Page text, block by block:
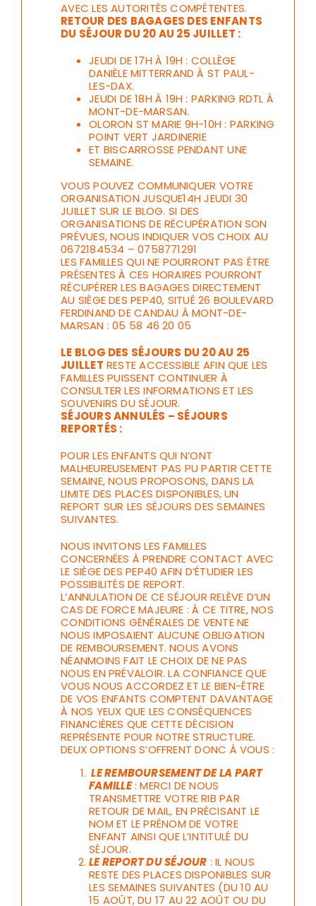
AVEC LES AUTORITÉS COMPÉTENTES.
RETOUR DES BAGAGES DES ENFANTS
DU SÉJOUR DU 20 AU 25 JUILLET :
JEUDI DE 17H À 19H : COLLÈGE
DANIÈLE MITTERRAND À ST PAUL-
LES-DAX.
JEUDI DE 18H À 19H : PARKING RDTL À
MONT-DE-MARSAN.
OLORON ST MARIE 9H-10H : PARKING
POINT VERT JARDINERIE
ET BISCARROSSE PENDANT UNE
SEMAINE.
VOUS POUVEZ COMMUNIQUER VOTRE
ORGANISATION JUSQUE14H JEUDI 30
JUILLET SUR LE BLOG. SI DES
ORGANISATIONS DE RÉCUPÉRATION SON
PRÉVUES, NOUS INDIQUER VOS CHOIX AU
0672184534 – 0758771291
LES FAMILLES QUI NE POURRONT PAS ÊTRE
PRÉSENTES À CES HORAIRES POURRONT
RÉCUPÉRER LES BAGAGES DIRECTEMENT
AU SIÈGE DES PEP40, SITUÉ 26 BOULEVARD
FERDINAND DE CANDAU À MONT-DE-
MARSAN : 05 58 46 20 05
LE BLOG DES SÉJOURS DU 20 AU 25
JUILLET RESTE ACCESSIBLE AFIN QUE LES
FAMILLES PUISSENT CONTINUER À
CONSULTER LES INFORMATIONS ET LES
SOUVENIRS DU SÉJOUR.
SÉJOURS ANNULÉS – SÉJOURS
REPORTÉS :
POUR LES ENFANTS QUI N’ONT
MALHEUREUSEMENT PAS PU PARTIR CETTE
SEMAINE, NOUS PROPOSONS, DANS LA
LIMITE DES PLACES DISPONIBLES, UN
REPORT SUR LES SÉJOURS DES SEMAINES
SUIVANTES.
NOUS INVITONS LES FAMILLES
CONCERNÉES À PRENDRE CONTACT AVEC
LE SIÈGE DES PEP40 AFIN D’ÉTUDIER LES
POSSIBILITÉS DE REPORT.
L’ANNULATION DE CE SÉJOUR RELÈVE D’UN
CAS DE FORCE MAJEURE : À CE TITRE, NOS
CONDITIONS GÉNÉRALES DE VENTE NE
NOUS IMPOSAIENT AUCUNE OBLIGATION
DE REMBOURSEMENT. NOUS AVONS
NÉANMOINS FAIT LE CHOIX DE NE PAS
NOUS EN PRÉVALOIR. LA CONFIANCE QUE
VOUS NOUS ACCORDEZ ET LE BIEN-ÊTRE
DE VOS ENFANTS COMPTENT DAVANTAGE
À NOS YEUX QUE LES CONSÉQUENCES
FINANCIÈRES QUE CETTE DÉCISION
REPRÉSENTE POUR NOTRE STRUCTURE.
DEUX OPTIONS S’OFFRENT DONC À VOUS :
LE REMBOURSEMENT DE LA PART
FAMILLE: MERCI DE NOUS
TRANSMETTRE VOTRE RIB PAR
RETOUR DE MAIL, EN PRÉCISANT LE
NOM ET LE PRÉNOM DE VOTRE
ENFANT AINSI QUE L’INTITULÉ DU
SÉJOUR.
LE REPORT DU SÉJOUR : IL NOUS
RESTE DES PLACES DISPONIBLES SUR
LES SEMAINES SUIVANTES (DU 10 AU
15 AOÛT, DU 17 AU 22 AOÛT OU DU